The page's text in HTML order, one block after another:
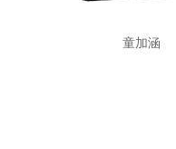
童加涵